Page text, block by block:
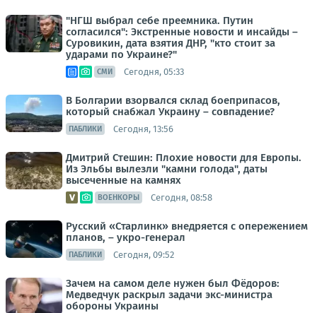
"НГШ выбрал себе преемника. Путин
согласился": Экстренные новости и инсайды –
Суровикин, дата взятия ДНР, "кто стоит за
ударами по Украине?"
СМИ Сегодня, 05:33
В Болгарии взорвался склад боеприпасов,
который снабжал Украину – совпадение?
ПАБЛИКИ Сегодня, 13:56
Дмитрий Стешин: Плохие новости для Европы.
Из Эльбы вылезли "камни голода", даты
высеченные на камнях
ВОЕНКОРЫ Сегодня, 08:58
Русский «Старлинк» внедряется с опережением
планов, – укро-генерал
ПАБЛИКИ Сегодня, 09:52
Зачем на самом деле нужен был Фёдоров:
Медведчук раскрыл задачи экс-министра
обороны Украины